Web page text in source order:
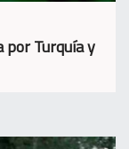
por Turquía y